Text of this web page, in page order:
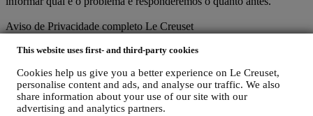
This website uses first- and third-party cookies
Cookies help us give you a better experience on Le Creuset,
personalise content and ads, and analyse our traffic. We also
share information about your use of our site with our
advertising and analytics partners.
Aviso de Privacidade completo Le Creuset
e a sua privacidade, e este aviso explica como reunimos e
UE sobre proteção de dados (incluindo o Regulamento Geral de
Proteção de Dados da UE 2016/679) e a lei de proteção de dados
aplicável no seu país, território ou local (as "Leis de proteção de